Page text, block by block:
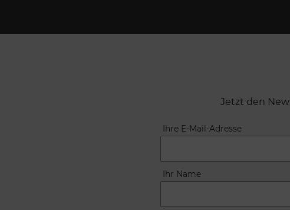
Jetzt den
Ihre E-Mail-Adresse
Ihr Name